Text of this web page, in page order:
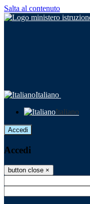
Salta al contenuto
Italiano
Italiano
Accedi
Accedi
button close ×